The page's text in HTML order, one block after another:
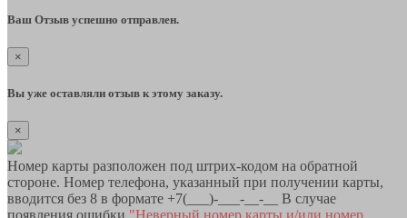
Ваш Отзыв успешно отправлен.
×
Вы уже оставляли отзыв к этому заказу.
×
Номер карты разположен под штрих-кодом на обратной
стороне. Номер телефона, указанный при получении карты,
вводится без 8 в формате +7(___)-___-__-__ В случае